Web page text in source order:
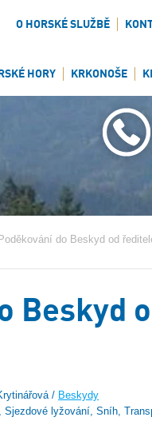
O HORSKÉ SLUŽBĚ
HORY KRKONOŠE
Poděkování do Beskyd od
Beskyd
/ Beskydy
lyžování, Sníh,